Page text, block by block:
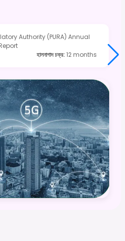
Authority (PURA) Annual
হালনাগাদ চক্র:12 months